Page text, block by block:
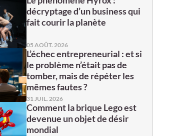
décryptage d’un business qui
fait courir la planète
05 AOÛT. 2026
L’échec entrepreneurial : et si
le problème n’était pas de
tomber, mais de répéter les
mêmes fautes ?
31 JUIL. 2026
Comment la brique Lego est
devenue un objet de désir
mondial